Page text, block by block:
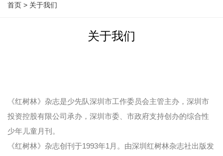
首页 > 关于我们
关于我们
《红树林》杂志是少先队深圳市工作委员会主管主办，深圳市
投资控股有限公司承办，深圳市委、市政府支持创办的综合性
少年儿童月刊。
《红树林》杂志创刊于1993年1月。由深圳红树林杂志社出版发